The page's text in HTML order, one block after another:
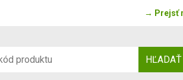
→ Prejsť
HĽADAŤ